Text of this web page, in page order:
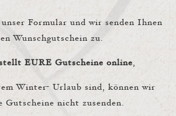
Formular und wir senden Ihnen
Wunschgutschein zu.
EURE Gutscheine online,
Winter- Urlaub sind, können wir
Gutscheine nicht zusenden.